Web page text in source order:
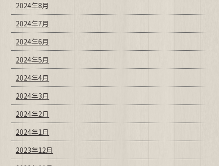
2024年8月
2024年7月
2024年6月
2024年5月
2024年4月
2024年3月
2024年2月
2024年1月
2023年12月